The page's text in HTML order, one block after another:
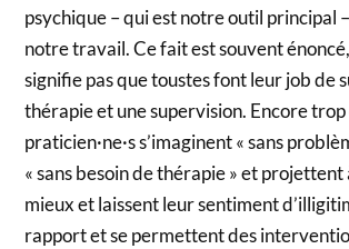
psychique – qui est notre outil principal
notre travail. Ce fait est souvent
signifie pas que toustes font leur job de
thérapie et une supervision. Encore
praticien·ne·s s’imaginent « sans
« sans besoin de thérapie » et projettent
mieux et laissent leur sentiment
rapport et se permettent des